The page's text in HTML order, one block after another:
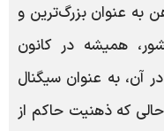
به عنوان بزرگ‌ترین و
همیشه در کانون
آن، به عنوان سیگنال
که ذهنیت حاکم از